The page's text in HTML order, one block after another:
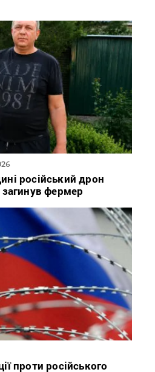
російський дрон
фермер
проти російського